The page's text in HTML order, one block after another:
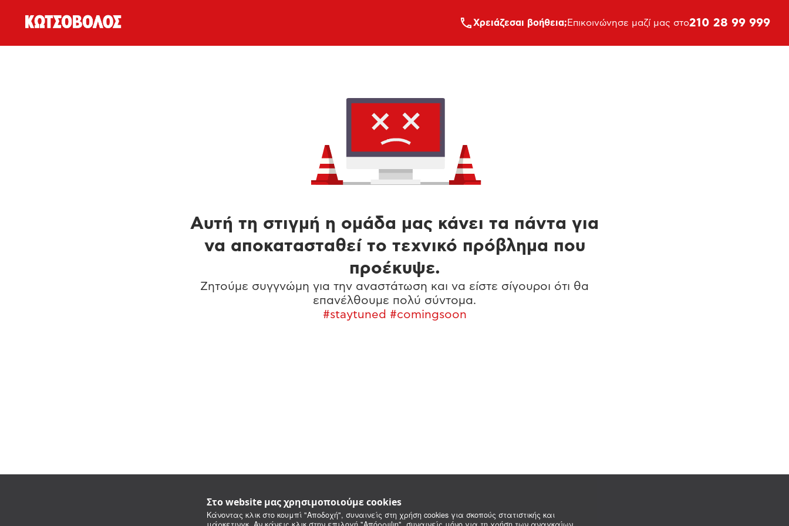
Στο website μας χρησιμοποιούμε cookies
Κάνοντας κλικ στο κουμπί "Αποδοχή", συναινείς στη χρήση cookies για σκοπούς στατιστικής και
Xρειάζεσαι βοήθεια; Επικοινώνησε μαζί μας στο210 28 99 999
Αυτή τη στιγμή η ομάδα μας κάνει τα πάντα για
να αποκατασταθεί το τεχνικό πρόβλημα που
προέκυψε.
Ζητούμε συγγνώμη για την αναστάτωση και να είστε σίγουροι ότι θα
επανέλθουμε πολύ σύντομα.
#staytuned #comingsoon